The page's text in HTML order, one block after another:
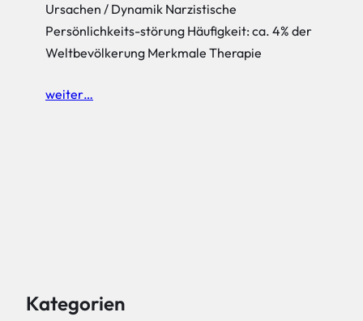
Ursachen / Dynamik Narzistische
Persönlichkeits-störung Häufigkeit: ca. 4% der
Weltbevölkerung Merkmale Therapie
weiter…
Kategorien